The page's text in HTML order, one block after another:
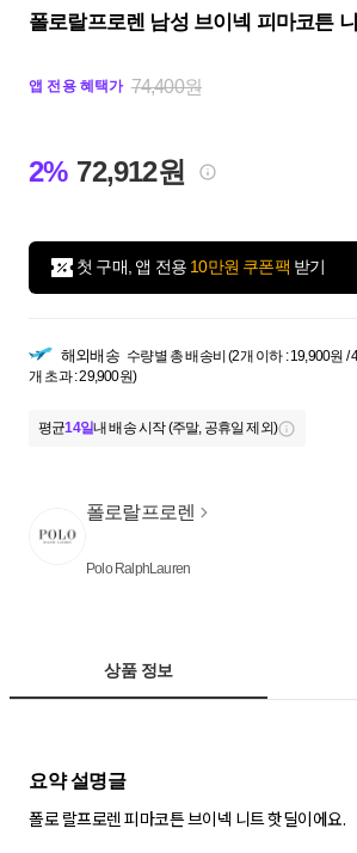
폴로랄프로렌 남성 브이넥 피마코튼
앱 전용 혜택가 74,400원
2% 72,912원
첫 구매, 앱 전용 10만원 쿠폰팩 받기
해외배송 수량별 총 배송비 (2개 이하 : 19,900원 /
개 초과 : 29,900원)
평균14일내 배송 시작 (주말, 공휴일 제외)
폴로랄프로렌
Polo RalphLauren
상품 정보
요약 설명글
폴로 랄프로렌 피마코튼 브이넥 니트 핫딜이에요.